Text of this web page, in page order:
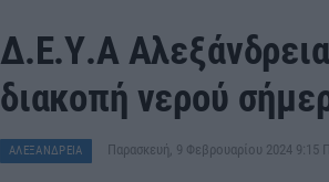
Δ.Ε.Υ.Α
διακοπή νερού
ΑΛΕΞΑΝΔΡΕΙΑ Παρασκευή, 9 Φεβρουαρίου 2024 9:15